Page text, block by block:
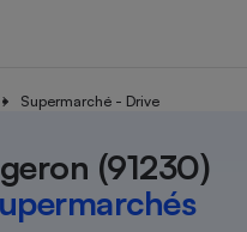
Supermarché - Drive
(91230)
Additifs
Organismes de défense
Système judiciairegratuit
Achat - Vente - Travaux
Démarche administrative
Train
Transport aérien